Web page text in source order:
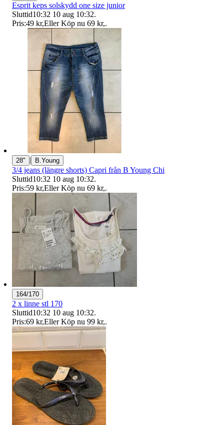
Esprit keps solskydd one size junior
Sluttid10:32 10 aug 10:32.
Pris:49 kr,Eller Köp nu 69 kr,.
28" | B.Young
3/4 jeans (längre shorts) Capri från B Young Chi
Sluttid10:32 10 aug 10:32.
Pris:59 kr,Eller Köp nu 69 kr,.
164/170
2 x linne stl 170
Sluttid10:32 10 aug 10:32.
Pris:69 kr,Eller Köp nu 99 kr,.